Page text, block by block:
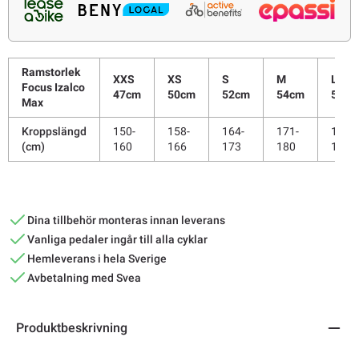
Ramstorlek
Focus Izalco
Max
XXS
47cm
XS
50cm
S
52cm
M
54cm
L
56cm
Kroppslängd
(cm)
150-
160
158-
166
164-
173
171-
180
179-
187
Dina tillbehör monteras innan leverans
Vanliga pedaler ingår till alla cyklar
Hemleverans i hela Sverige
Avbetalning med Svea
Produktbeskrivning